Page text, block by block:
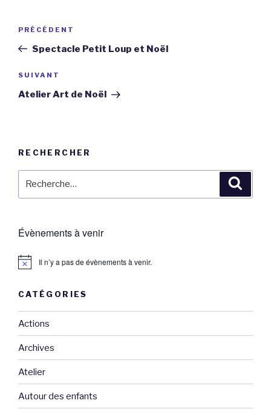
Navigation
l’article
Article
précédent
PRÉCÉDENT
Spectacle Petit Loup et Noël
Article
suivant
SUIVANT
Atelier Art de Noël
RECHERCHER
Évènements à venir
Il n’y a pas de évènements à venir.
CATÉGORIES
Actions
Archives
Atelier
Autour des enfants